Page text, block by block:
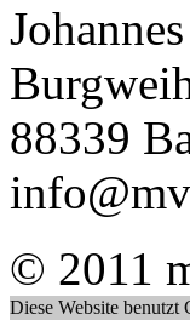
88339
© 2011
Diese Website benutzt